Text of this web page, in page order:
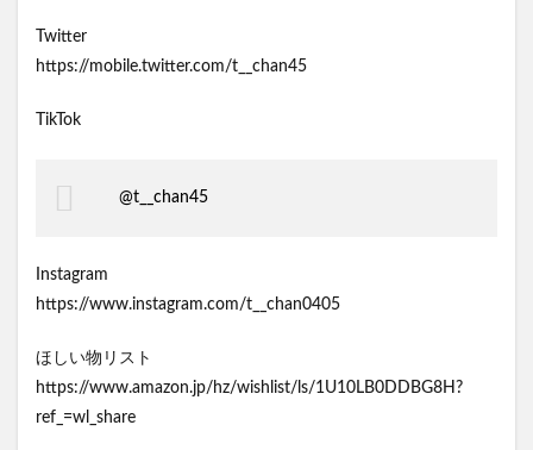
Twitter
https://mobile.twitter.com/t__chan45
TikTok
@t__chan45
Instagram
https://www.instagram.com/t__chan0405
ほしい物リスト
https://www.amazon.jp/hz/wishlist/ls/1U10LB0DDBG8H?
ref_=wl_share